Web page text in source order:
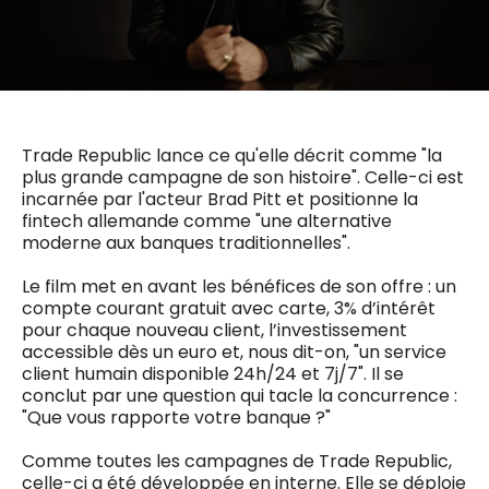
Trade Republic lance ce qu'elle décrit comme "la
plus grande campagne de son histoire". Celle-ci est
incarnée par l'acteur Brad Pitt et positionne la
fintech allemande comme "une alternative
moderne aux banques traditionnelles".
Le film met en avant les bénéfices de son offre : un
compte courant gratuit avec carte, 3% d’intérêt
pour chaque nouveau client, l’investissement
accessible dès un euro et, nous dit-on, "un service
client humain disponible 24h/24 et 7j/7". Il se
conclut par une question qui tacle la concurrence :
"Que vous rapporte votre banque ?"
Comme toutes les campagnes de Trade Republic,
celle-ci a été développée en interne. Elle se déploie
Chief Editor
g.byl@mm.be
Chief Editor
Damien Lemaire
0477 37 31 65
NOTRE CONTENU DIGITAL :
Daily
Freemium
access
5 x week
MM e - News
1 x week
MM Brunch
1 x week
MM Tech
Research
10 x year
MM Blue
4 x year
MM Magazine
(digital)
Des questions ?